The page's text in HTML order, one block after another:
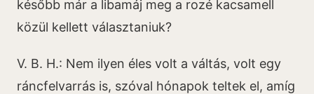
később már a libamáj meg a rozé kacsamell
közül kellett választaniuk?
V. B. H.: Nem ilyen éles volt a váltás, volt egy
ráncfelvarrás is, szóval hónapok teltek el, amíg